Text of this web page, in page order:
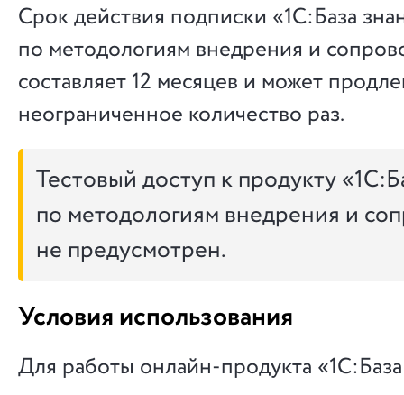
Срок действия подписки «1С:База
по методологиям внедрения и
составляет 12 месяцев и может
неограниченное количество раз.
Тестовый доступ к продукту
по методологиям внедрения и
не предусмотрен.
Условия использования
Для работы онлайн-продукта